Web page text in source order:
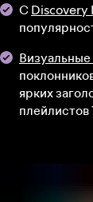
СDiscovery
ярких
плейлистов